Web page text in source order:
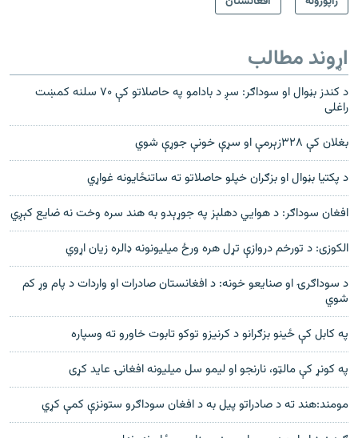
اړوند مطالب
د کندز بڼوال او سوداګر: سږ د بادامو په حاصلاتو کې ۷۰ سلنه کمښت
راغلی
بغلان کې ٣٢٨زېرمې او سړې خونې جوړې شوي
د پکتیا بڼوال او بزګران خپلو حاصلاتو ته ساتنځایونه غواړي
افغان سوداګر: د هوايي دهلېز په جوړېدو به هند سره وخت نه ضایع کېږي
الکوزی: د تورخم دروازې تړل هره ورځ میلیونونه ډالره زیان اړوي
د سوداګرۍ او صنایعو خونه: د افغانستان صادرات او واردات د پام وړ کم
شوي
په کابل کې ځينو بزګرانو د کرنیزو توکو تابوت خاورو ته وسپاره
په کونړ کې مالټو، نارنجو او لیمو سل میلیونه افغانۍ عاید کړی
مومند:هند ته د صادراتو پیل به د افغان سوداګرو ستونزې کمې کړي